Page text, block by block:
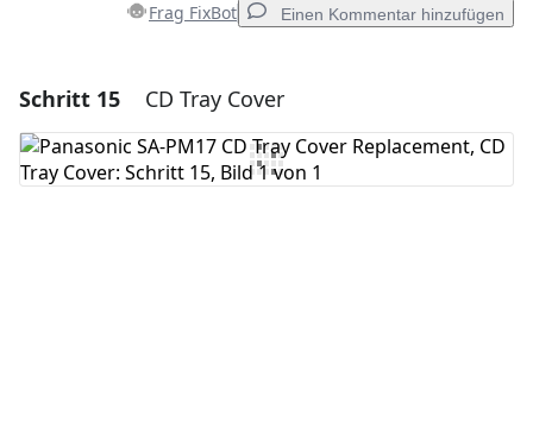
Frag FixBot Einen Kommentar hinzufügen
Einen Kommentar hinzufügen
Kommentar hinzufügen
Schritt 15 CD Tray Cover